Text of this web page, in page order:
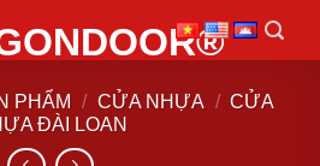
PHẨM / CỬA NHỰA / CỬA
ĐÀI LOAN